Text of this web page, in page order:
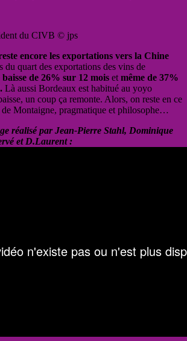
du CIVB © jps
encore les exportations vers la Chine
du quart des exportations des vins de
baisse de 26% sur 12 mois et même de 37%
Là aussi Bordeaux est habitué au yoyo
un coup ça remonte. Alors, on reste en ce
Montaigne, pragmatique et philosophe…
réalisé par Jean-Pierre Stahl, Dominique
et D.Laurent :